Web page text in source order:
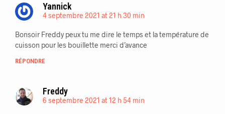
Yannick
4 septembre 2021 at 21 h 30 min
Bonsoir Freddy peux tu me dire le temps et la température de
cuisson pour les bouillette merci d’avance
RÉPONDRE
Freddy
6 septembre 2021 at 12 h 54 min